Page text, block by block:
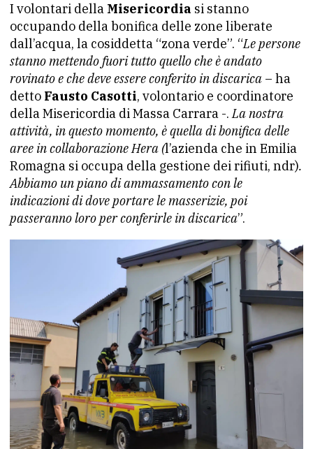
I volontari della Misericordia si stanno
occupando della bonifica delle zone liberate
dall’acqua, la cosiddetta “zona verde”. “Le persone
stanno mettendo fuori tutto quello che è andato
rovinato e che deve essere conferito in discarica – ha
detto Fausto Casotti, volontario e coordinatore
della Misericordia di Massa Carrara -.La nostra
attività, in questo momento, è quella di bonifica delle
aree in collaborazione Hera (l’azienda che in Emilia
Romagna si occupa della gestione dei rifiuti, ndr).
Abbiamo un piano di ammassamento con le
indicazioni di dove portare le masserizie, poi
passeranno loro per conferirle in discarica”.